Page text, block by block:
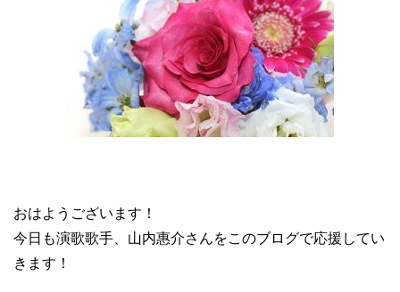
おはようございます！
今日も演歌歌手、山内惠介さんをこのブログで応援してい
きます！